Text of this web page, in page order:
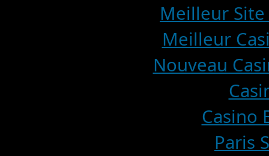
Meilleur Site
Meilleur
Nouveau
Casino
Paris